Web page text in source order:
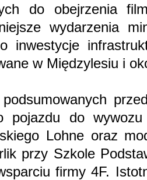
do obejrzenia
wydarzenia
inwestycje
w Międzylesiu i
pojazdu do
Lohne oraz
przy Szkole
firmy 4F.